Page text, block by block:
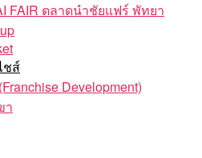
FAIR ตลาดนำชัยแฟร์ พัทยา
ชส์
Development)
า